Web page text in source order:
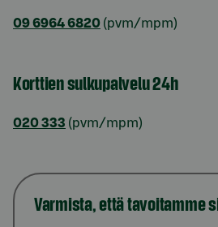
09 6964 6820 (pvm/mpm)
Korttien sulkupalvelu 24h
020 333 (pvm/mpm)
Varmista, että tavoitamme